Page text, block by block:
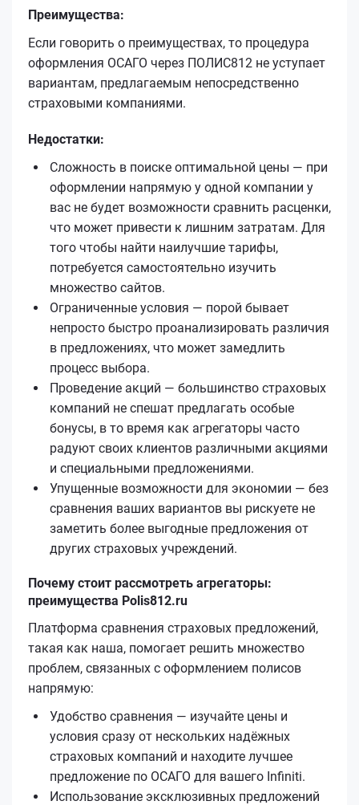
Преимущества:
Если говорить о преимуществах, то процедура
оформления ОСАГО через ПОЛИС812 не уступает
вариантам, предлагаемым непосредственно
страховыми компаниями.
Недостатки:
Сложность в поиске оптимальной цены — при
оформлении напрямую у одной компании у
вас не будет возможности сравнить расценки,
что может привести к лишним затратам. Для
того чтобы найти наилучшие тарифы,
потребуется самостоятельно изучить
множество сайтов.
Ограниченные условия — порой бывает
непросто быстро проанализировать различия
в предложениях, что может замедлить
процесс выбора.
Проведение акций — большинство страховых
компаний не спешат предлагать особые
бонусы, в то время как агрегаторы часто
радуют своих клиентов различными акциями
и специальными предложениями.
Упущенные возможности для экономии — без
сравнения ваших вариантов вы рискуете не
заметить более выгодные предложения от
других страховых учреждений.
Почему стоит рассмотреть агрегаторы:
преимущества Polis812.ru
Платформа сравнения страховых предложений,
такая как наша, помогает решить множество
проблем, связанных с оформлением полисов
напрямую:
Удобство сравнения — изучайте цены и
условия сразу от нескольких надёжных
страховых компаний и находите лучшее
предложение по ОСАГО для вашего Infiniti.
Использование эксклюзивных предложений